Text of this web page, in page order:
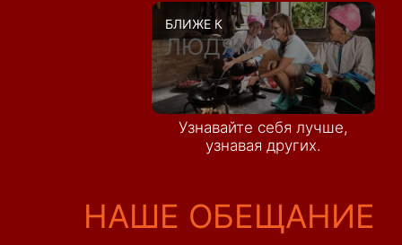
БЛИЖЕ К
ЛЮДЯМ
Узнавайте себя лучше,
узнавая других.
НАШЕ ОБЕЩАНИЕ